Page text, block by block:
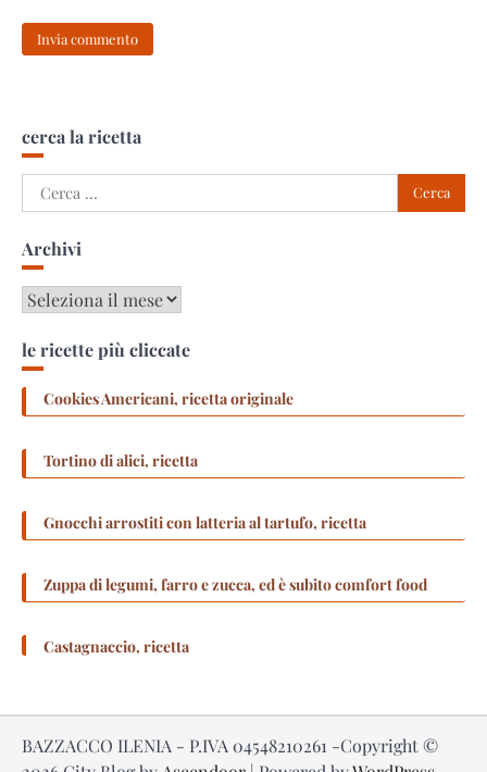
cerca la ricetta
Ricerca
per:
Archivi
Archivi
le ricette più cliccate
Cookies Americani, ricetta originale
Tortino di alici, ricetta
Gnocchi arrostiti con latteria al tartufo, ricetta
Zuppa di legumi, farro e zucca, ed è subito comfort food
Castagnaccio, ricetta
BAZZACCO ILENIA - P.IVA 04548210261 -Copyright ©